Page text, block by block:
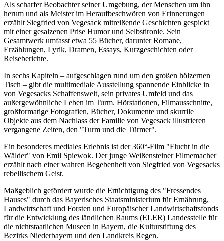
Als scharfer Beobachter seiner Umgebung, der Menschen um ihn
herum und als Meister im Heraufbeschwören von Erinnerungen
erzählt Siegfried von Vegesack mitreißende Geschichten gespickt
mit einer gesalzenen Prise Humor und Selbstironie. Sein
Gesamtwerk umfasst etwa 55 Bücher, darunter Romane,
Erzählungen, Lyrik, Dramen, Essays, Kurzgeschichten oder
Reiseberichte.
In sechs Kapiteln – aufgeschlagen rund um den großen hölzernen
Tisch – gibt die multimediale Ausstellung spannende Einblicke in
von Vegesacks Schaffenswelt, sein privates Umfeld und das
außergewöhnliche Leben im Turm. Hörstationen, Filmausschnitte,
großformatige Fotografien, Bücher, Dokumente und skurrile
Objekte aus dem Nachlass der Familie von Vegesack illustrieren
vergangene Zeiten, den "Turm und die Türmer".
Ein besonderes mediales Erlebnis ist der 360°-Film "Flucht in die
Wälder" von Emil Spiewok. Der junge Weißensteiner Filmemacher
erzählt nach einer wahren Begebenheit von Siegfried von Vegesacks
rebellischem Geist.
Maßgeblich gefördert wurde die Ertüchtigung des "Fressendes
Hauses" durch das Bayerisches Staatsministerium für Ernährung,
Landwirtschaft und Forsten und Europäischer Landwirtschaftsfonds
für die Entwicklung des ländlichen Raums (ELER) Landesstelle für
die nichtstaatlichen Museen in Bayern, die Kulturstiftung des
Bezirks Niederbayern und den Landkreis Regen.